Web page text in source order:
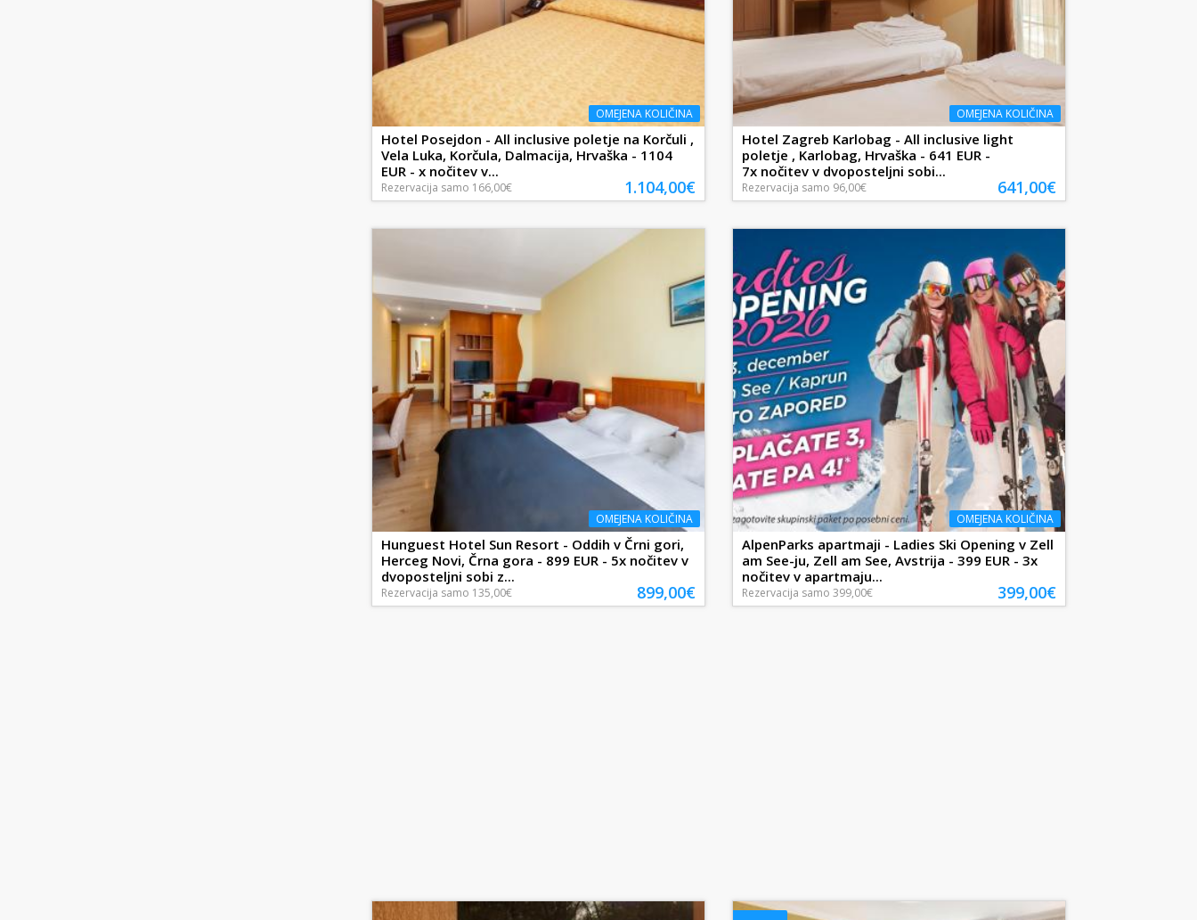
OMEJENA KOLIČINA
Hotel Posejdon - All inclusive poletje na Korčuli ,
Vela Luka, Korčula, Dalmacija, Hrvaška - 1104
EUR - x nočitev v...
Rezervacija samo 166,00€ 1.104,00€
OMEJENA KOLIČINA
Hotel Zagreb Karlobag - All inclusive light
poletje , Karlobag, Hrvaška - 641 EUR -
7x nočitev v dvoposteljni sobi...
Rezervacija samo 96,00€ 641,00€
OMEJENA KOLIČINA
Hunguest Hotel Sun Resort - Oddih v Črni gori,
Herceg Novi, Črna gora - 899 EUR - 5x nočitev v
dvoposteljni sobi z...
Rezervacija samo 135,00€ 899,00€
OMEJENA KOLIČINA
AlpenParks apartmaji - Ladies Ski Opening v Zell
am See-ju, Zell am See, Avstrija - 399 EUR - 3x
nočitev v apartmaju...
Rezervacija samo 399,00€ 399,00€